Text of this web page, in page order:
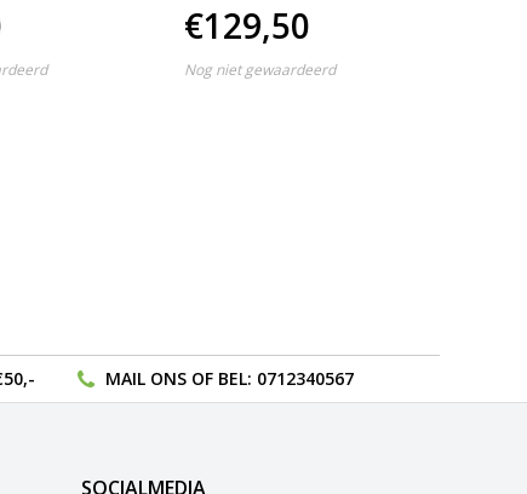
€129,50
Nog niet gewaardeerd
MAIL ONSOF BEL: 0712340567
SOCIALMEDIA